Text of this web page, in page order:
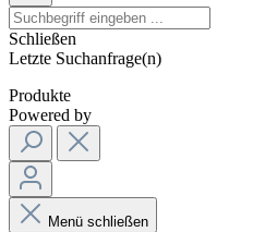
Schließen
Letzte Suchanfrage(n)
Produkte
Powered by
Menü schließen